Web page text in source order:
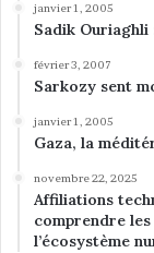
janvier 1, 2005
Sadik
février 3, 2007
Sarkozy sent
janvier 1, 2005
Gaza, la
novembre 22, 2025
Affiliations
comprendre
l’écosystème